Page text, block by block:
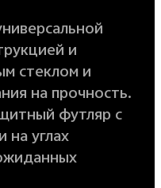
и
стеклом и
на прочность.
футляр с
на углах